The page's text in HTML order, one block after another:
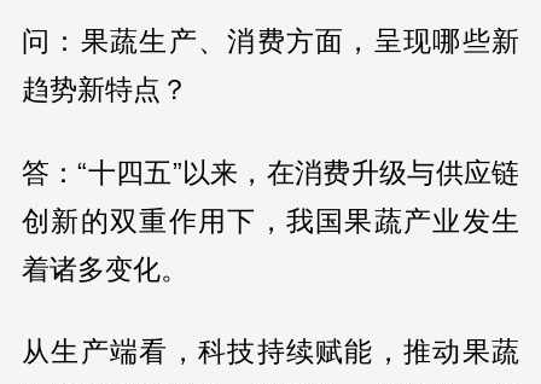
问：果蔬生产、消费方面，呈现哪些新
趋势新特点？
答：“十四五”以来，在消费升级与供应链
创新的双重作用下，我国果蔬产业发生
着诸多变化。
从生产端看，科技持续赋能，推动果蔬